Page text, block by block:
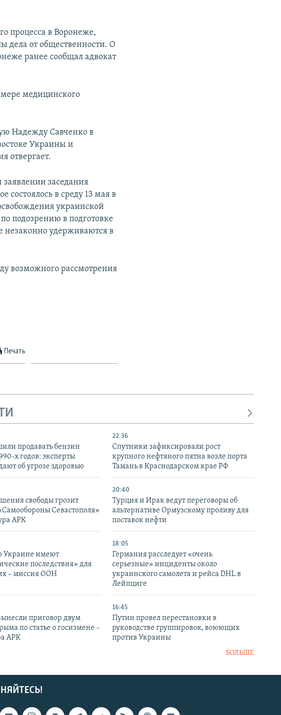
процесса в Воронеже,
дела от общественности. О
ранее сообщал адвокат
медицинского
Надежду Савченко в
Украины и
отвергает.
заявлении заседания
в среду 13 мая в
украинской
подозрению в подготовке
незаконно удерживаются в
возможного рассмотрения
Печать
продавать бензин
х годов: эксперты
об угрозе здоровью
22:36
Спутники зафиксировали рост
крупного нефтяного пятна возле порта
Тамань в Краснодарском крае РФ
свободы грозит
Севастополя»
АРК
20:40
Турция и Ирак ведут переговоры об
альтернативе Ормузскому проливу для
поставок нефти
Украине имеют
последствия» для
– миссия ООН
18:05
Германия расследует «очень
серьезные» инциденты около
украинского самолета и рейса DHL в
Лейпциге
приговор двум
по статье о госизмене –
АРК
16:45
Путин провел перестановки в
руководстве группировок, воюющих
против Украины
БОЛЬШЕ